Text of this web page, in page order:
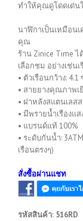
ทำให้คุณดูโดดเด่น
นาฬิกาเป็นเหมือน
คุณ
ร้าน Zinice Time
เลือกชม อย่างเช่น
• ตัวเรือนกว้าง:
• สายยางคุณภาพเ
• ฝาหลังสแตนเลส
• มีพรายน้ำเรืองแส
• แบรนด์แท้ 100%
• ระดับกันน้ำ:
เรือนตรงๆ)
สั่งซื้อผ่านแชท
รหัสสินค้า: 516RD